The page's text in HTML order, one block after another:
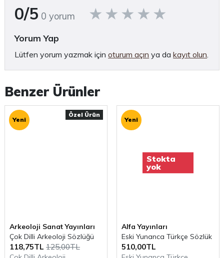
sanatının terminolojisi sözlükte genel kavramlarla
sözlüğünden farklılaşmaktadır.
Önsöz
Giriş
Kısaltma Listesi
Ek-2 Önemli Heykellerin Kült İsimleri, Sıfatları
(Tanıtım bülteninden)
Arkeolojiye dair daha fazla içerik için
0/5 0 yorum
Yorum Yap
Lütfen yorum yazmak içinoturum açın ya dakayıt olun.
Benzer Ürünler
Özel Ürün
Yeni
Arkeoloji Sanat Yayınları
Çok Dilli Arkeoloji Sözlüğü
118,75TL 125,00TL
Yeni
Stokta
yok
Alfa Yayınları
Eski Yunanca Türkçe Sözlük
510,00TL